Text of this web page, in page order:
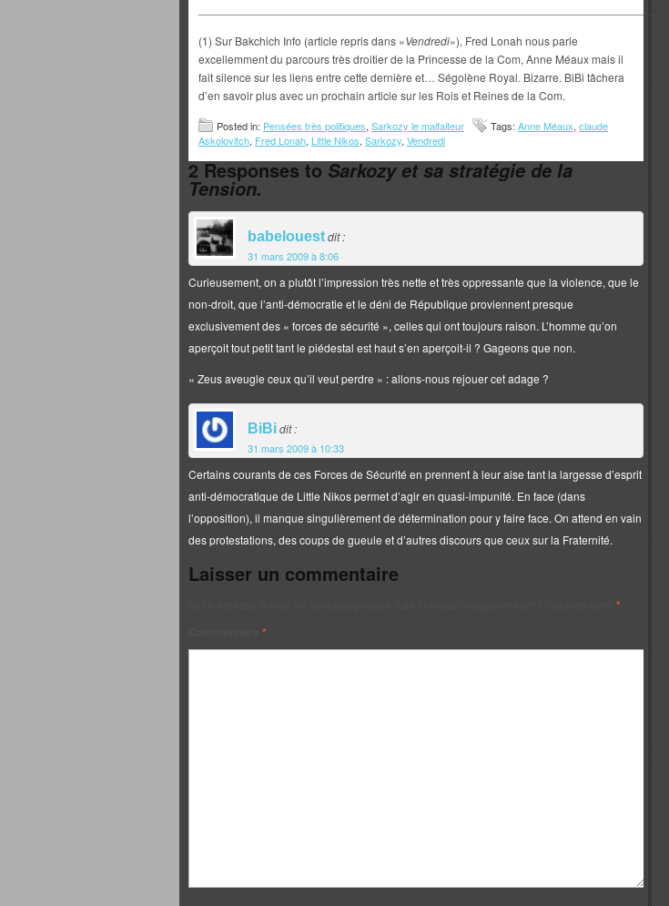
_________________________________________________________________________
(1) Sur Bakchich Info (article repris dans «Vendredi»), Fred Lonah nous parle
excellemment du parcours très droitier de la Princesse de la Com, Anne Méaux mais il
fait silence sur les liens entre cette dernière et… Ségolène Royal. Bizarre. BiBi tâchera
d’en savoir plus avec un prochain article sur les Rois et Reines de la Com.
Posted in: Pensées très politiques, Sarkozy le malfaiteur Tags: Anne Méaux, claude
Askolovitch, Fred Lonah, Little Nikos, Sarkozy, Vendredi
2 Responses toSarkozy et sa stratégie de la
Tension.
babelouestdit :
31 mars 2009 à 8:06
Curieusement, on a plutôt l’impression très nette et très oppressante que la violence, que le
non-droit, que l’anti-démocratie et le déni de République proviennent presque
exclusivement des « forces de sécurité », celles qui ont toujours raison. L’homme qu’on
aperçoit tout petit tant le piédestal est haut s’en aperçoit-il ? Gageons que non.
« Zeus aveugle ceux qu’il veut perdre » : allons-nous rejouer cet adage ?
BiBidit :
31 mars 2009 à 10:33
Certains courants de ces Forces de Sécurité en prennent à leur aise tant la largesse d’esprit
anti-démocratique de Little Nikos permet d’agir en quasi-impunité. En face (dans
l’opposition), il manque singulièrement de détermination pour y faire face. On attend en vain
des protestations, des coups de gueule et d’autres discours que ceux sur la Fraternité.
Laisser un commentaire
*
*